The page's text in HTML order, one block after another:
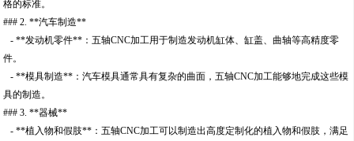
格的标准。
### 2. **汽车制造**
- **发动机零件**：五轴CNC加工用于制造发动机缸体、缸盖、曲轴等高精度零
件。
- **模具制造**：汽车模具通常具有复杂的曲面，五轴CNC加工能够地完成这些模
具的制造。
### 3. **器械**
- **植入物和假肢**：五轴CNC加工可以制造出高度定制化的植入物和假肢，满足